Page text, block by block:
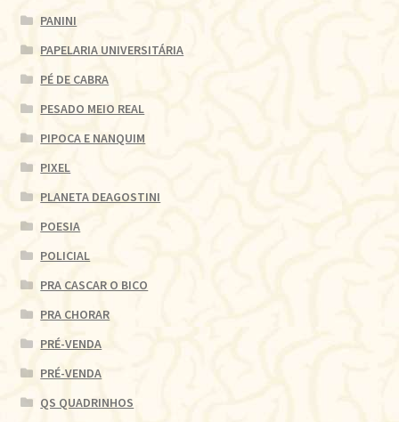
PANINI
PAPELARIA UNIVERSITÁRIA
PÉ DE CABRA
PESADO MEIO REAL
PIPOCA E NANQUIM
PIXEL
PLANETA DEAGOSTINI
POESIA
POLICIAL
PRA CASCAR O BICO
PRA CHORAR
PRÉ-VENDA
PRÉ-VENDA
QS QUADRINHOS